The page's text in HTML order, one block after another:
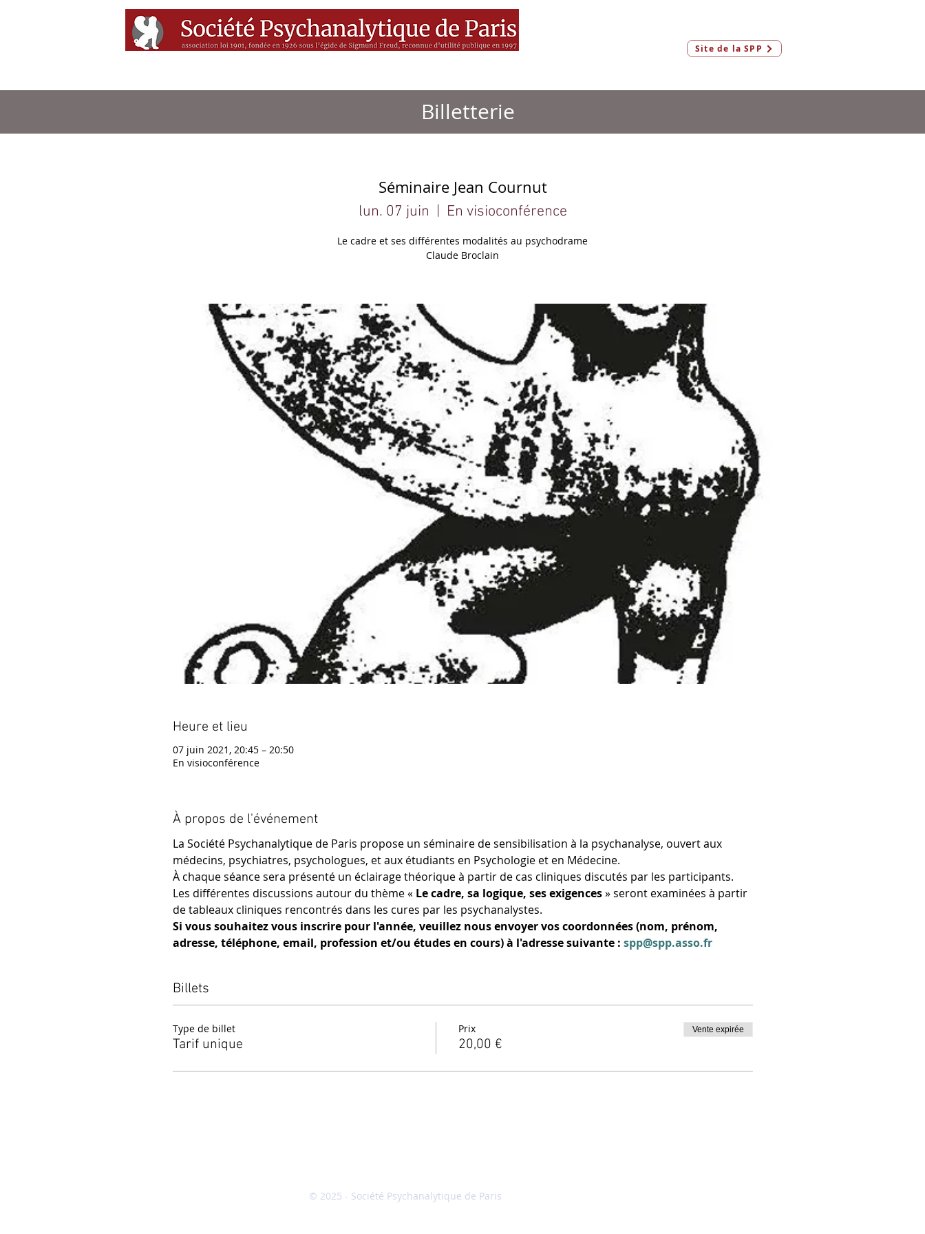
Site de la SPP
Billetterie
Séminaire Jean Cournut
lun. 07 juin
  |
En visioconférence
Le cadre et ses différentes modalités au psychodrame
Claude Broclain
Heure et lieu
07 juin 2021, 20:45 – 20:50
En visioconférence
À propos de l'événement
La Société Psychanalytique de Paris propose un séminaire de sensibilisation à la psychanalyse, ouvert aux
médecins, psychiatres, psychologues, et aux étudiants en Psychologie et en Médecine.
À chaque séance sera présenté un éclairage théorique à partir de cas cliniques discutés par les participants.
Les différentes discussions autour du thème « Le cadre, sa logique, ses exigences » seront examinées à partir
de tableaux cliniques rencontrés dans les cures par les psychanalystes.
Si vous souhaitez vous inscrire pour l'année, veuillez nous envoyer vos coordonnées (nom, prénom,
adresse, téléphone, email, profession et/ou études en cours) à l'adresse suivante : spp@spp.asso.fr
Billets
Type de billet
Tarif unique
Prix
20,00 €
Vente expirée
© 2025 - Société Psychanalytique de Paris